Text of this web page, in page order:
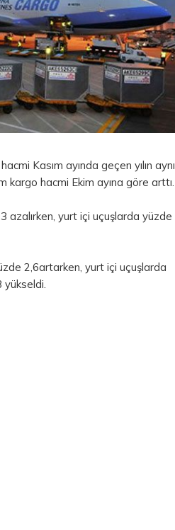
Kasım ayında geçen yılın aynı
hacmi Ekim ayına göre arttı.
azalırken, yurt içi uçuşlarda yüzde
2,6artarken, yurt içi uçuşlarda